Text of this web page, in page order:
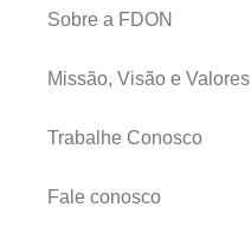
Sobre a FDON
Missão, Visão e Valores
Trabalhe Conosco
Fale conosco